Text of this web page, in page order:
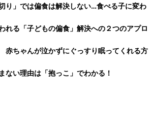
り」では偏食は解決しない…食べる子に変わ
れる「子どもの偏食」解決への２つのアプロ
ちゃんが泣かずにぐっすり眠ってくれる方
ない理由は「抱っこ」でわかる！